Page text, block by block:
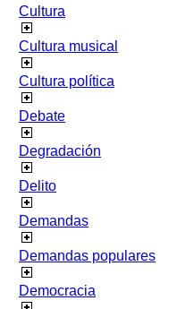
Cultura
Cultura musical
Cultura política
Debate
Degradación
Delito
Demandas
Demandas populares
Democracia